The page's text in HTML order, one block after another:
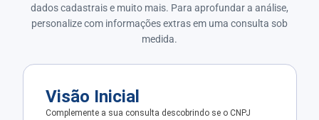
dados cadastrais e muito mais. Para aprofundar a análise,
personalize com informações extras em uma consulta sob
medida.
Visão Inicial
Complemente a sua consulta descobrindo se o CNPJ